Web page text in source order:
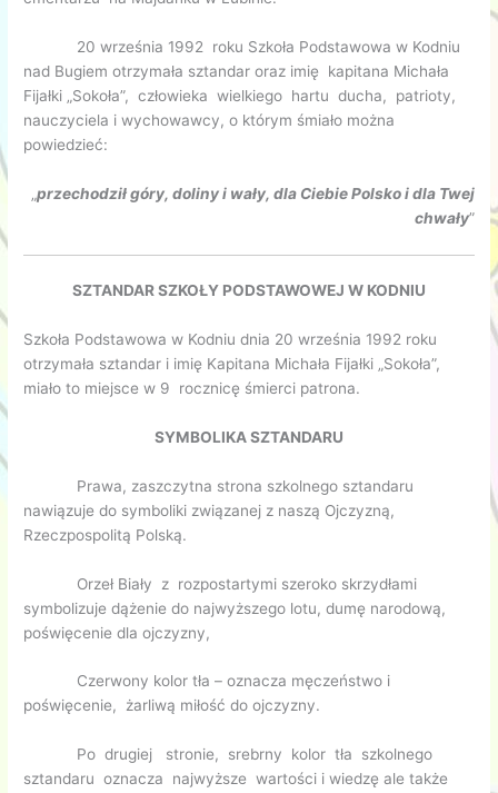
20 września 1992 roku Szkoła Podstawowa w Kodniu
nad Bugiem otrzymała sztandar oraz imię kapitana Michała
Fijałki „Sokoła”, człowieka wielkiego hartu ducha, patrioty,
nauczyciela i wychowawcy, o którym śmiało można
powiedzieć:
„przechodził góry, doliny i wały, dla Ciebie Polsko i dla Twej
chwały”
SZTANDAR SZKOŁY PODSTAWOWEJ W KODNIU
Szkoła Podstawowa w Kodniu dnia 20 września 1992 roku
otrzymała sztandar i imię Kapitana Michała Fijałki „Sokoła”,
miało to miejsce w 9 rocznicę śmierci patrona.
SYMBOLIKA SZTANDARU
Prawa, zaszczytna strona szkolnego sztandaru
nawiązuje do symboliki związanej z naszą Ojczyzną,
Rzeczpospolitą Polską.
Orzeł Biały z rozpostartymi szeroko skrzydłami
symbolizuje dążenie do najwyższego lotu, dumę narodową,
poświęcenie dla ojczyzny,
Czerwony kolor tła – oznacza męczeństwo i
poświęcenie, żarliwą miłość do ojczyzny.
Po drugiej stronie, srebrny kolor tła szkolnego
sztandaru oznacza najwyższe wartości i wiedzę ale także